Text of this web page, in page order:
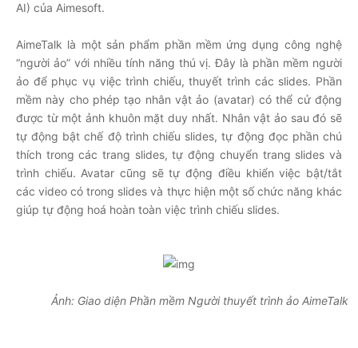
AI) của Aimesoft.
AimeTalk là một sản phẩm phần mềm ứng dụng công nghệ
“người ảo” với nhiều tính năng thú vị. Đây là phần mềm người
ảo để phục vụ việc trình chiếu, thuyết trình các slides. Phần
mềm này cho phép tạo nhân vật ảo (avatar) có thể cử động
được từ một ảnh khuôn mặt duy nhất. Nhân vật ảo sau đó sẽ
tự động bật chế độ trình chiếu slides, tự động đọc phần chú
thích trong các trang slides, tự động chuyển trang slides và
trình chiếu. Avatar cũng sẽ tự động điều khiển việc bật/tắt
các video có trong slides và thực hiện một số chức năng khác
giúp tự động hoá hoàn toàn việc trình chiếu slides.
Ảnh: Giao diện Phần mềm Người thuyết trình ảo AimeTalk